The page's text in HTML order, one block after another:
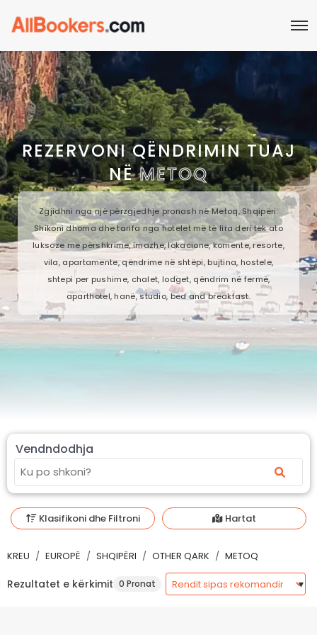
REZERVONI QËNDRIMIN TUAJ
NËMETOQ
Zgjidhni nga një përzgjedhje pronash në Metoq, Shqipëri.
Shikoni dhoma dhe tarifa nga hotelet më të lira deri tek ato
luksoze me përshkrime, imazhe, lokacione, komente, resorte,
vila, apartamente, qëndrime në shtëpi, bujtina, hostele,
shtepi per pushime, chalet, lodget, qëndrim në fermë,
aparthotel, hanë, studio, bed and breakfast.
Vendndodhja
Klasifikoni dhe Filtroni Hartat
KREU EUROPË SHQIPËRI OTHER QARK METOQ
Rezultatet e kërkimit 0 Pronat